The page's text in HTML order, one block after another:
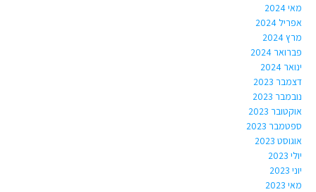
מאי 2024
אפריל 2024
מרץ 2024
פברואר 2024
ינואר 2024
דצמבר 2023
נובמבר 2023
אוקטובר 2023
ספטמבר 2023
אוגוסט 2023
יולי 2023
יוני 2023
מאי 2023